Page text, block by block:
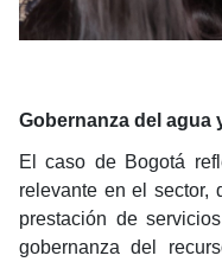
Gobernanza del agua
El caso de Bogotá
relevante en el sector,
prestación de
gobernanza del